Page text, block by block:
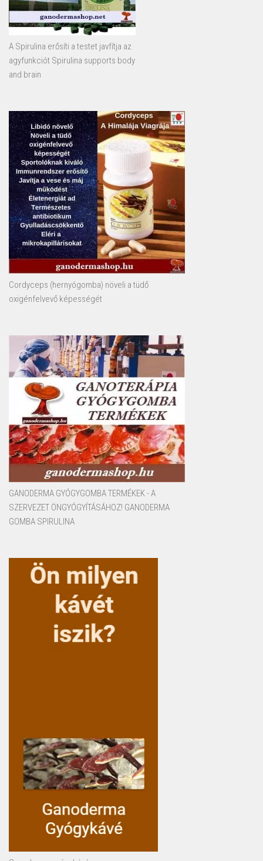
A Spirulina erősíti a testet javfítja az
agyfunkciót Spirulina supports body
and brain
Cordyceps (hernyógomba) növeli a tüdő
oxigénfelvevő képességét
GANODERMA GYÓGYGOMBA TERMÉKEK - A
SZERVEZET ÖNGYÓGYÍTÁSÁHOZ! GANODERMA
GOMBA SPIRULINA